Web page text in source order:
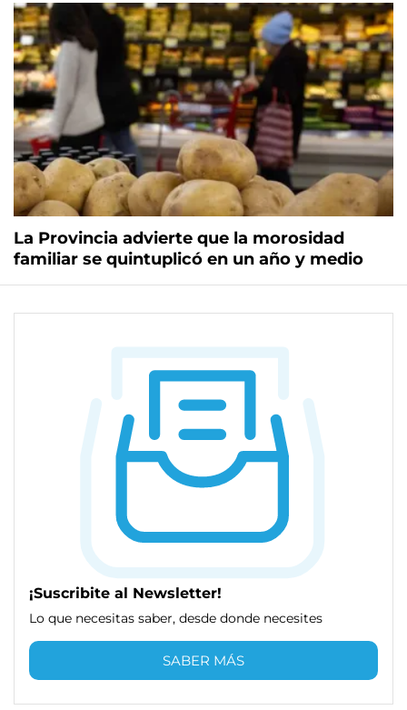
La Provincia advierte que la morosidad
familiar se quintuplicó en un año y medio
¡Suscribite al Newsletter!
Lo que necesitas saber, desde donde necesites
SABER MÁS